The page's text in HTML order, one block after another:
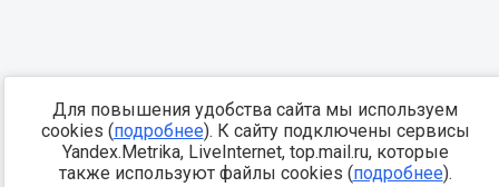
Для повышения удобства сайта мы используем
cookies (подробнее). К сайту подключены сервисы
Yandex.Metrika, LiveInternet, top.mail.ru, которые
также используют файлы cookies (подробнее).